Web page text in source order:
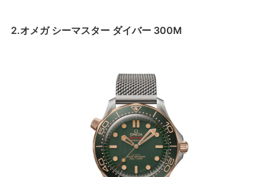
2.オメガ シーマスター ダイバー 300M